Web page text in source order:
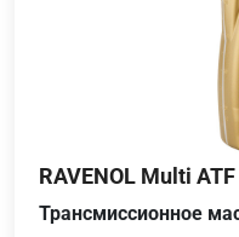
RAVENOL Multi
Трансмиссионное